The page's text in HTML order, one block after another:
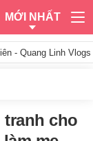
MỚI NHẤT
- Quang Linh
tranh cho